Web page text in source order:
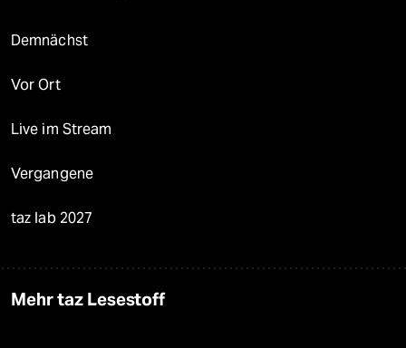
Demnächst
Vor Ort
Live im Stream
Vergangene
taz lab 2027
Mehr taz Lesestoff